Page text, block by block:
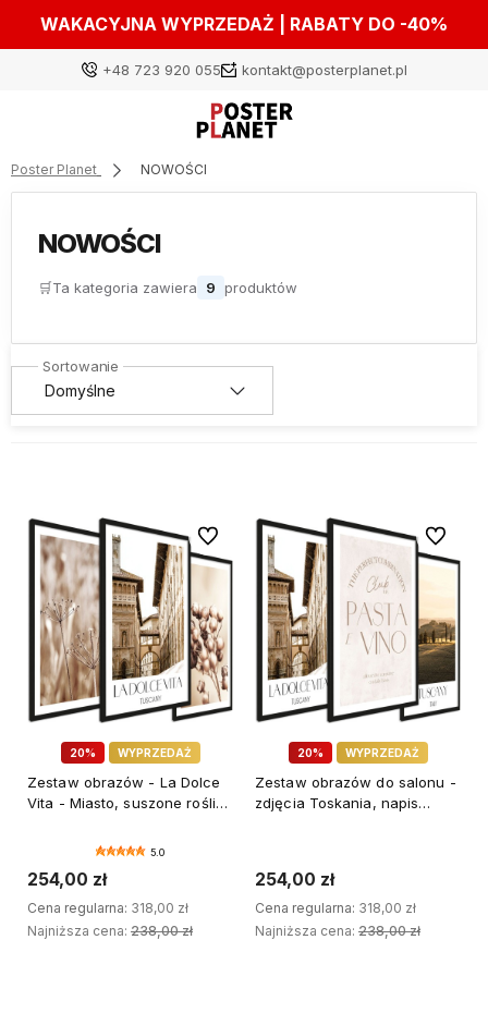
WAKACYJNA WYPRZEDAŻ | RABATY DO -40%
+48 723 920 055 kontakt@posterplanet.pl
Wybierz coś dla siebie z naszej aktualnej oferty lub
zaloguj się, aby przywrócić dodane produkty do listy
z poprzedniej sesji.
Poster Planet NOWOŚCI
NOWOŚCI
🛒Ta kategoria zawiera 9 produktów
20% WYPRZEDAŻ
Zestaw obrazów - La Dolce
Vita - Miasto, suszone rośliny
5.0
254,00 zł
Cena regularna: 318,00 zł
Najniższa cena: 238,00 zł
Do ulubionych
20% WYPRZEDAŻ
Zestaw obrazów do salonu -
zdjęcia Toskania, napis
254,00 zł
Cena regularna: 318,00 zł
Najniższa cena: 238,00 zł
Do